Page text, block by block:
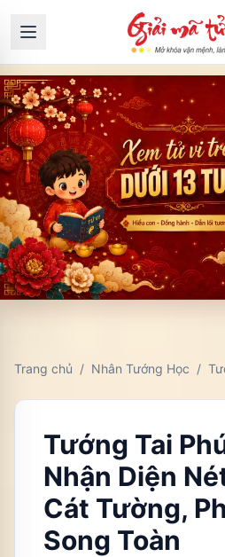
Trang chủ / Nhân Tướng Học /
Tướng Tai
Nhận Diện
Cát Tường,
Song Toàn